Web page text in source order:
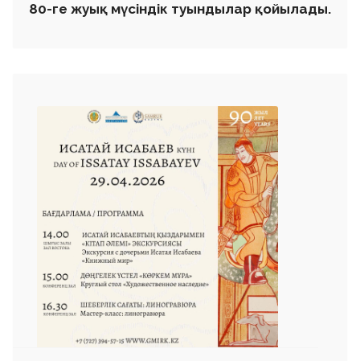
80-ге жуық мүсіндік туындылар қойылады.